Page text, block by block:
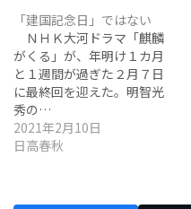
「建国記念日」ではない
ＮＨＫ大河ドラマ「麒麟
がくる」が、年明け１カ月
と１週間が過ぎた２月７日
に最終回を迎えた。明智光
秀の…
2021年2月10日
日高春秋